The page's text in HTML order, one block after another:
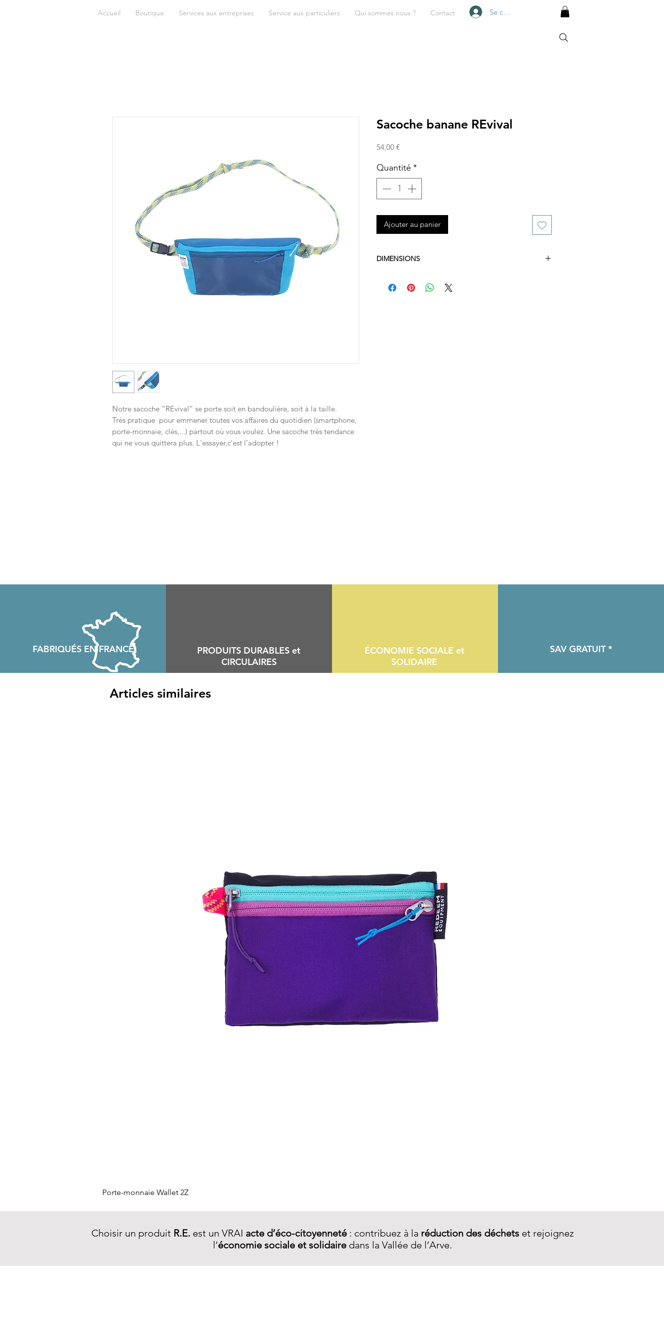
Accueil Boutique Services aux entreprises Service aux particuliers Qui sommes nous ? Contact Se connecter
Notre sacoche “REvival” se porte soit en bandoulière, soit à la taille.
Très pratique pour emmener toutes vos affaires du quotidien (smartphone,
porte-monnaie, clés,...) partout où vous voulez. Une sacoche très tendance
qui ne vous quittera plus. L'essayer,c’est l’adopter !
Sacoche banane REvival
54,00 €Prix
Quantité *
Ajouter au panier
DIMENSIONS
FABRIQUÉS EN FRANCE
PRODUITS DURABLES et
CIRCULAIRES
ÉCONOMIE SOCIALE et
SOLIDAIRE
SAV GRATUIT *
Articles similaires
Porte-monnaie Wallet 2Z
Choisir un produit R.E.est un VRAI acte d’éco-citoyenneté: contribuez à la réduction des déchets et rejoignez
l’économie sociale et solidaire dans la Vallée de l’Arve.